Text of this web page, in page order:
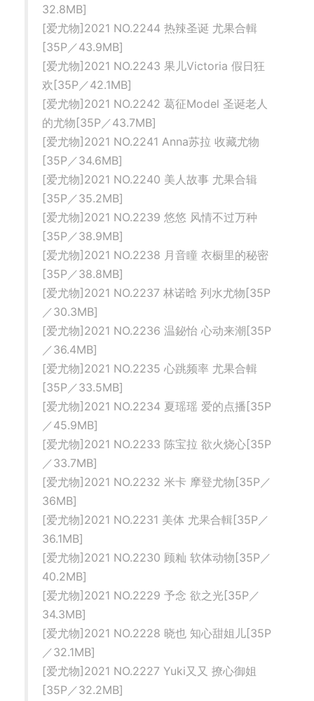
32.8MB]
[爱尤物]2021 NO.2244 热辣圣诞 尤果合輯
[35P／43.9MB]
[爱尤物]2021 NO.2243 果儿Victoria 假日狂
欢[35P／42.1MB]
[爱尤物]2021 NO.2242 葛征Model 圣诞老人
的尤物[35P／43.7MB]
[爱尤物]2021 NO.2241 Anna苏拉 收藏尤物
[35P／34.6MB]
[爱尤物]2021 NO.2240 美人故事 尤果合辑
[35P／35.2MB]
[爱尤物]2021 NO.2239 悠悠 风情不过万种
[35P／38.9MB]
[爱尤物]2021 NO.2238 月音瞳 衣橱里的秘密
[35P／38.8MB]
[爱尤物]2021 NO.2237 林诺晗 列水尤物[35P
／30.3MB]
[爱尤物]2021 NO.2236 温鉍怡 心动来潮[35P
／36.4MB]
[爱尤物]2021 NO.2235 心跳频率 尤果合輯
[35P／33.5MB]
[爱尤物]2021 NO.2234 夏瑶瑶 爱的点播[35P
／45.9MB]
[爱尤物]2021 NO.2233 陈宝拉 欲火烧心[35P
／33.7MB]
[爱尤物]2021 NO.2232 米卡 摩登尤物[35P／
36MB]
[爱尤物]2021 NO.2231 美体 尤果合輯[35P／
36.1MB]
[爱尤物]2021 NO.2230 顾籼 软体动物[35P／
40.2MB]
[爱尤物]2021 NO.2229 予念 欲之光[35P／
34.3MB]
[爱尤物]2021 NO.2228 晓也 知心甜姐儿[35P
／32.1MB]
[爱尤物]2021 NO.2227 Yuki又又 撩心御姐
[35P／32.2MB]